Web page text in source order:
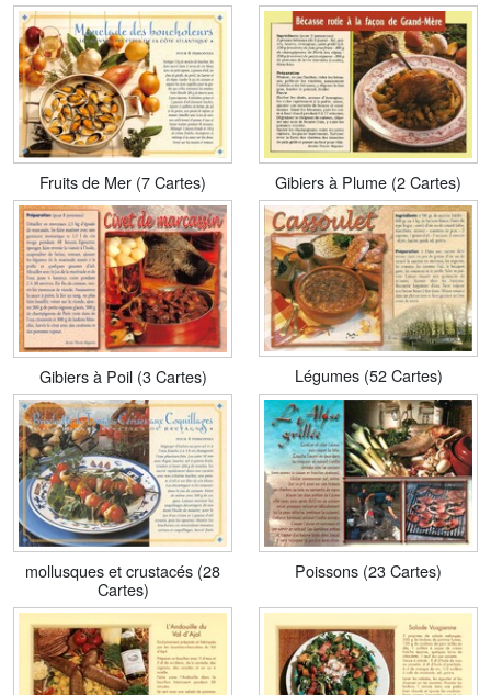
Fruits de Mer (7 Cartes) Gibiers à Plume (2 Cartes)
Gibiers à Poil (3 Cartes) Légumes (52 Cartes)
mollusques et crustacés (28
Cartes)
Poissons (23 Cartes)